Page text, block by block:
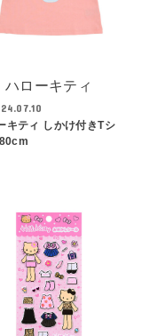
ハローキティ
キティ しかけ付きTシ